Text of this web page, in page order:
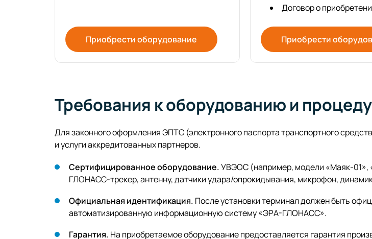
Приобрести оборудование
Договор о
Приобрести
Требования к оборудованию и
Для законного оформления ЭПТС (электронного паспорта транспортного
и услуги аккредитованных партнеров.
Сертифицированное оборудование.УВЭОС (например, модели «Маяк-01»,
ГЛОНАСС-трекер, антенну, датчики удара/опрокидывания, микрофон, динамик
Официальная идентификация. После установки терминал должен быть
автоматизированную информационную систему «ЭРА-ГЛОНАСС».
Гарантия. На приобретаемое оборудование предоставляется гарантия